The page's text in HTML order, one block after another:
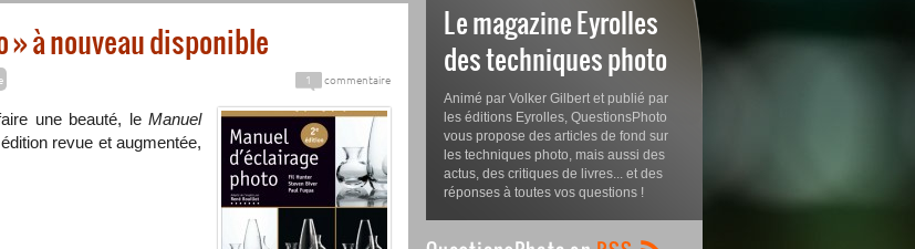
» à nouveau disponible
1 commentaire
une beauté, leManuel
revue et augmentée,
Le magazine Eyrolles
des techniques photo
Animé par Volker Gilbert et publié par
les éditions Eyrolles, QuestionsPhoto
vous propose des articles de fond sur
les techniques photo, mais aussi des
actus, des critiques de livres... et des
réponses à toutes vos questions !